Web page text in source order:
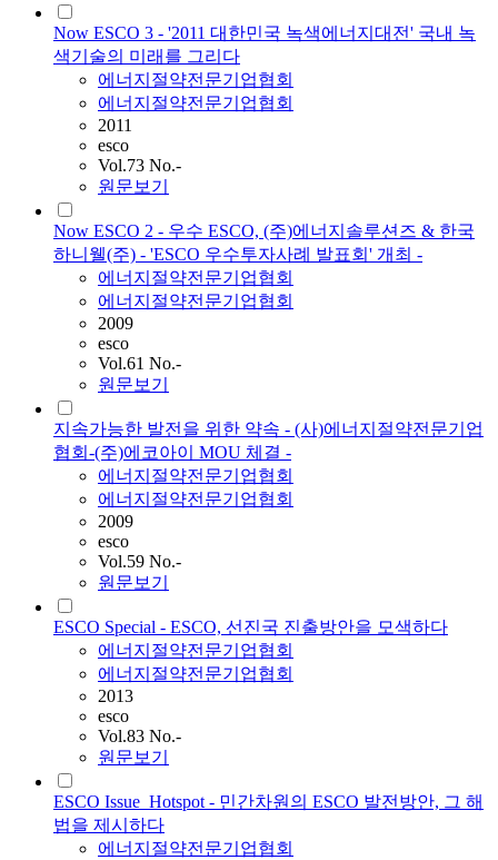
Now ESCO 3 - '2011 대한민국 녹색에너지대전' 국내 녹
색기술의 미래를 그리다
에너지절약전문기업협회
에너지절약전문기업협회
2011
esco
Vol.73 No.-
원문보기
Now ESCO 2 - 우수 ESCO, (주)에너지솔루션즈 & 한국
하니웰(주) - 'ESCO 우수투자사례 발표회' 개최 -
에너지절약전문기업협회
에너지절약전문기업협회
2009
esco
Vol.61 No.-
원문보기
지속가능한 발전을 위한 약속 - (사)에너지절약전문기업
협회-(주)에코아이 MOU 체결 -
에너지절약전문기업협회
에너지절약전문기업협회
2009
esco
Vol.59 No.-
원문보기
ESCO Special - ESCO, 선진국 진출방안을 모색하다
에너지절약전문기업협회
에너지절약전문기업협회
2013
esco
Vol.83 No.-
원문보기
ESCO Issue_Hotspot - 민간차원의 ESCO 발전방안, 그 해
법을 제시하다
에너지절약전문기업협회